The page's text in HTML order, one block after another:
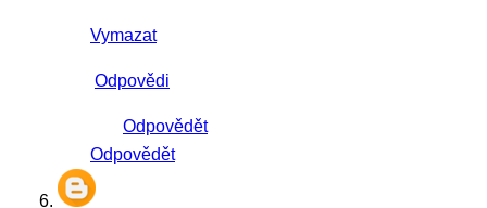
Vymazat
Odpovědi
Odpovědět
Odpovědět